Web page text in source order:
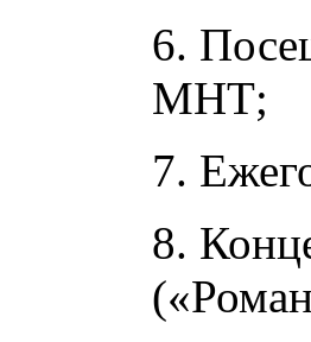
6.
МНТ;
7.
8.